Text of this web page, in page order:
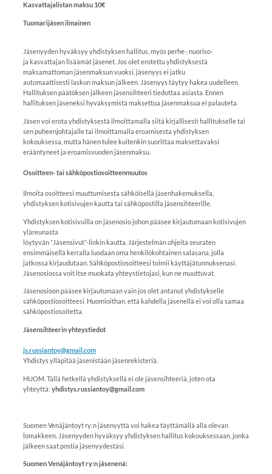
Kasvattajalistan maksu 10€
Tuomarijäsen ilmainen
Jäsenyyden hyväksyy yhdistyksen hallitus, myös perhe-, nuoriso-
ja kasvattajan lisäämät jäsenet. Jos olet erotettu yhdistyksestä
maksamattoman jäsenmaksun vuoksi, jäsenyysei jatku
automaattisesti laskun maksun jälkeen. Jäsenyys täytyy hakea uudelleen.
Hallituksen päätöksen jälkeen jäsensihteeri tiedottaa asiasta. Ennen
hallituksen jäseneksi hyväksymistä maksettua jäsenmaksua ei palauteta.
Jäsen voi erota yhdistyksestä ilmoittamalla siitä kirjallisesti hallitukselle tai
sen puheenjohtajalle tai ilmoittamalla eroamisesta yhdistyksen
kokouksessa, mutta hänen tulee kuitenkin suorittaa maksettavaksi
erääntyneet ja eroamisvuoden jäsenmaksu.
Osoitteen- tai sähköpostiosoitteenmuutos
Ilmoita osoitteesi muuttumisesta sähköisellä jäsenhakemuksella,
yhdistyksen kotisivujen kautta tai sähköpostilla jäsensihteerille.
Yhdistyksen kotisivuilla on jäsenosio johon pääsee kirjautumaan kotisivujen
yläreunasta
löytyvän ”Jäsensivut”-linkin kautta. Järjestelmän ohjeita seuraten
ensimmäisellä kerralla luodaan oma henkilökohtainen salasana, jolla
jatkossa kirjaudutaan. Sähköpostiosoitteesi toimii käyttäjätunnuksenasi.
Jäsenosiossa voit itse muokata yhteystietojasi, kun ne muuttuvat.
Jäsenosioon pääsee kirjautumaan vain jos olet antanut yhdistykselle
sähköpostiosoitteesi. Huomioithan, että kahdella jäsenellä ei voi olla samaa
sähköpostiosoitetta.
Jäsensihteerin yhteystiedot
js.russiantoy@gmail.com
Yhdistys ylläpitää jäsenistään jäsenrekisteriä.
HUOM. Tällä hetkellä yhdistyksellä ei ole jäsensihteeriä, joten ota
yhteyttä: yhdistys.russiantoy@gmail.com​
Suomen Venäjäntoyt ry:n jäsenyyttä voi hakea täyttämällä alla olevan
lomakkeen. Jäsenyyden hyväksyy yhdistyksen hallitus kokouksessaan, jonka
jälkeen saat postia jäsenyydestäsi.
Suomen Venäjäntoyt ry:n jäsenenä: